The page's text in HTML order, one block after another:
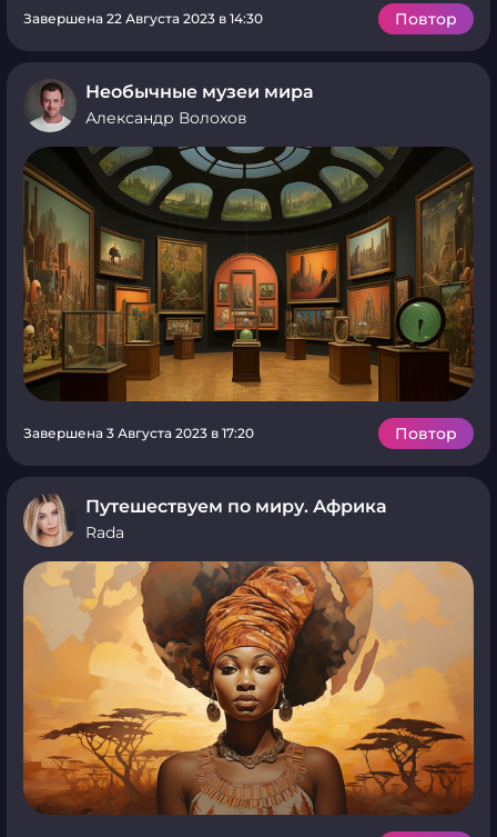
Завершена 22 Августа 2023 в 14:30 Повтор
Необычные музеи мира
Александр Волохов
Завершена 3 Августа 2023 в 17:20 Повтор
Путешествуем по миру. Африка
Rada